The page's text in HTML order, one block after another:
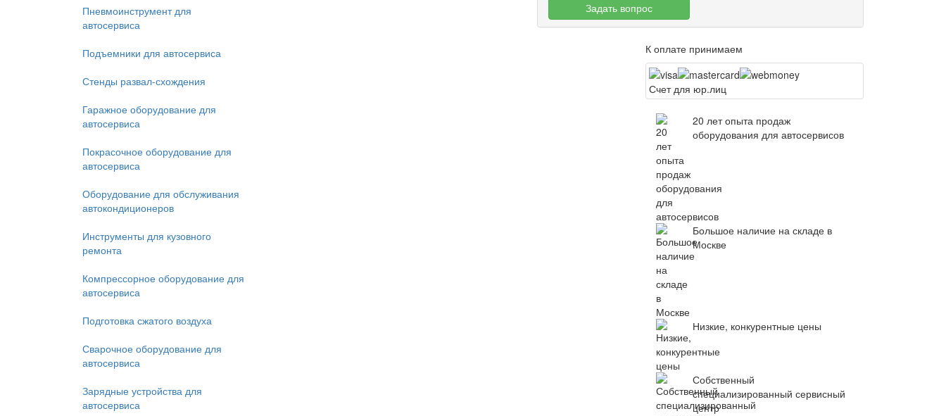
Пневмоинструмент для
автосервиса
Подъемники для автосервиса
Стенды развал-схождения
Гаражное оборудование для
автосервиса
Покрасочное оборудование для
автосервиса
Оборудование для обслуживания
автокондиционеров
Инструменты для кузовного
ремонта
Компрессорное оборудование для
автосервиса
Подготовка сжатого воздуха
Сварочное оборудование для
автосервиса
Зарядные устройства для
автосервиса
Задать вопрос
К оплате принимаем
Счет для юр.лиц
20 лет опыта продаж
оборудования для автосервисов
Большое наличие на складе в
Москве
Низкие, конкурентные цены
Собственный
специализированный сервисный
центр